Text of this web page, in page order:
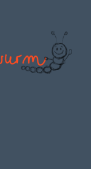
Optionen
können
auf